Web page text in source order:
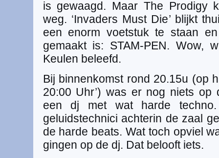
is gewaagd. Maar The Prodigy
weg. ‘Invaders Must Die’ blijkt
een enorm voetstuk te staan
gemaakt is: STAM-PEN. Wow,
Keulen beleefd.
Bij binnenkomst rond 20.15u (op
20:00 Uhr’) was er nog niets op
een dj met wat harde
geluidstechnici achterin de zaal
de harde beats. Wat toch opviel
gingen op de dj. Dat belooft iets.